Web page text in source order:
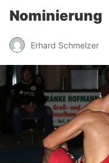
Nominierung
Erhard Schmelzer